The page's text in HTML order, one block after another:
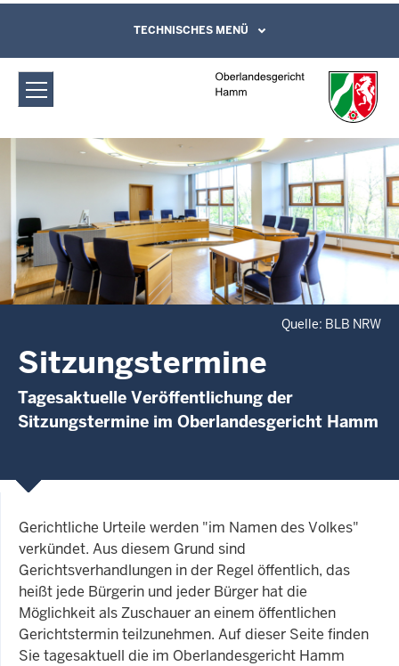
Oberlandesgericht Hamm:
Sitzungstermine
Direkt zum Inhalt
Leichte Sprache, Gebärdensprachenvideo
und Kontaktformular
TECHNISCHES MENÜ
Quelle: BLB NRW
Sitzungstermine
Tagesaktuelle Veröffentlichung der
Sitzungstermine im Oberlandesgericht Hamm
Gerichtliche Urteile werden "im Namen des Volkes"
verkündet. Aus diesem Grund sind
Gerichtsverhandlungen in der Regel öffentlich, das
heißt jede Bürgerin und jeder Bürger hat die
Möglichkeit als Zuschauer an einem öffentlichen
Gerichtstermin teilzunehmen. Auf dieser Seite finden
Sie tagesaktuell die im Oberlandesgericht Hamm